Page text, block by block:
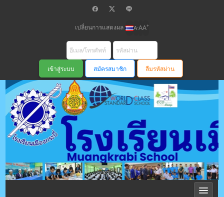
เปลี่ยนการแสดงผล A-AA+
สมัครสมาชิก ลืมรหัสผ่าน
โรงเรียนเมือง
กระบี่ สพม